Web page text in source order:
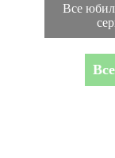
Все